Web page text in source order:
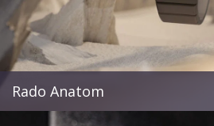
Rado Anatom